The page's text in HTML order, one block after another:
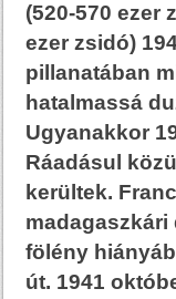
(520-570 ezer
ezer zsidó)
pillanatában
hatalmassá
Ugyanakkor
Ráadásul
kerültek.
fölény
út. 1941